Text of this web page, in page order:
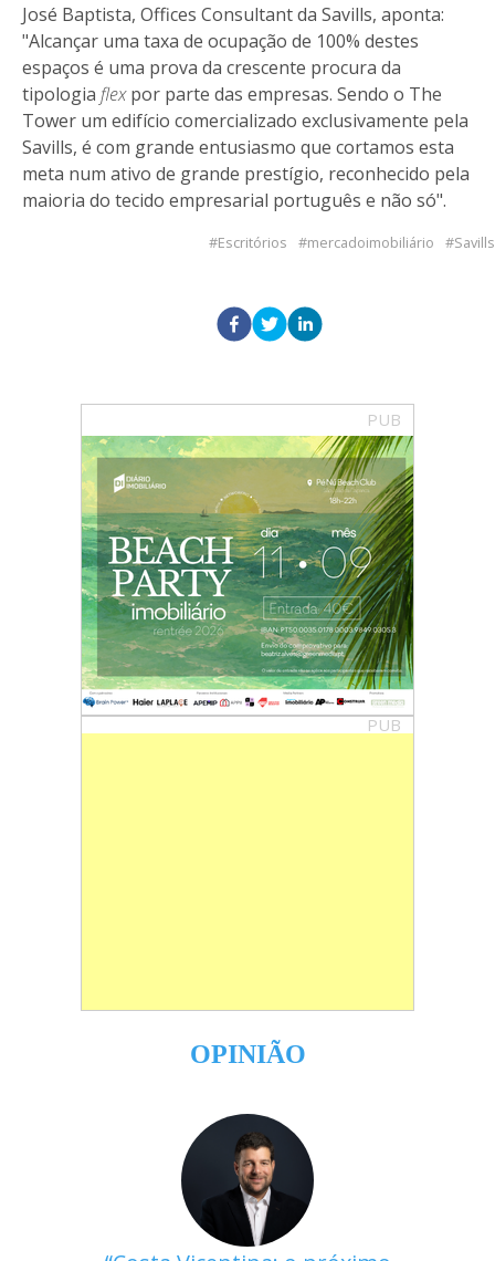
José Baptista, Offices Consultant da Savills, aponta:
"Alcançar uma taxa de ocupação de 100% destes
espaços é uma prova da crescente procura da
tipologia flexpor parte das empresas. Sendo o The
Tower um edifício comercializado exclusivamente pela
Savills, é com grande entusiasmo que cortamos esta
meta num ativo de grande prestígio, reconhecido pela
maioria do tecido empresarial português e não só".
Escritórios mercadoimobiliário Savills
PUB
PUB
OPINIÃO